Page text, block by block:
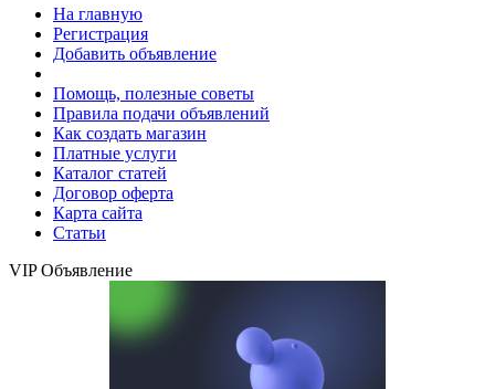
На главную
Регистрация
Добавить объявление
Помощь, полезные советы
Правила подачи объявлений
Как создать магазин
Платные услуги
Каталог статей
Договор оферта
Карта сайта
Статьи
VIP Объявление